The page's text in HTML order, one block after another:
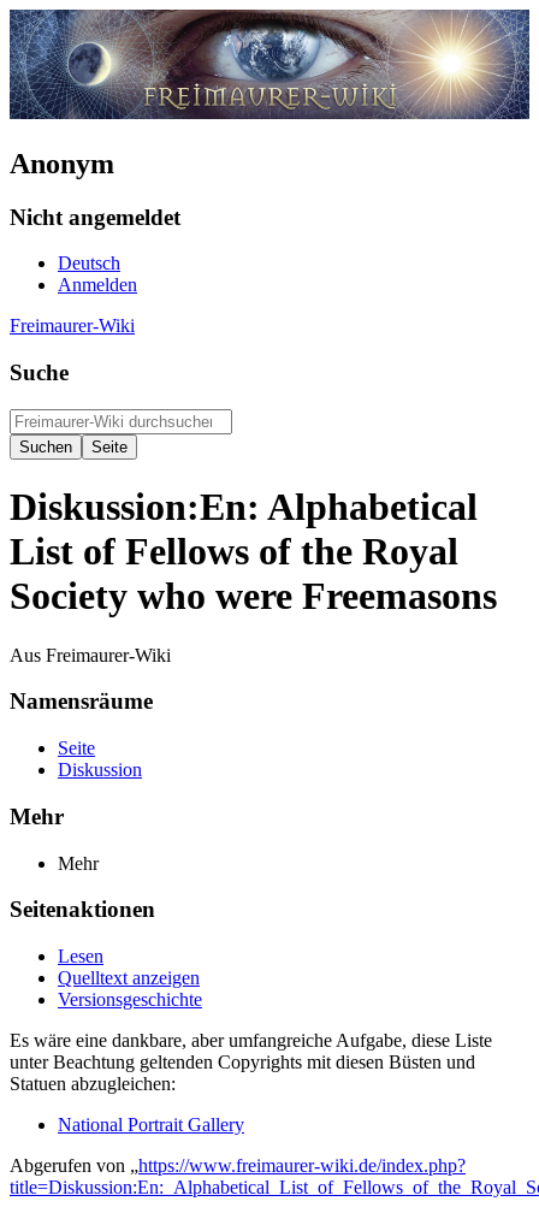
Anonym
Nicht angemeldet
Deutsch
Anmelden
Freimaurer-Wiki
Suche
Diskussion:En: Alphabetical
List of Fellows of the Royal
Society who were Freemasons
Aus Freimaurer-Wiki
Namensräume
Seite
Diskussion
Mehr
Mehr
Seitenaktionen
Lesen
Quelltext anzeigen
Versionsgeschichte
Es wäre eine dankbare, aber umfangreiche Aufgabe, diese Liste
unter Beachtung geltenden Copyrights mit diesen Büsten und
Statuen abzugleichen:
National Portrait Gallery
Abgerufen von „https://www.freimaurer-wiki.de/index.php?